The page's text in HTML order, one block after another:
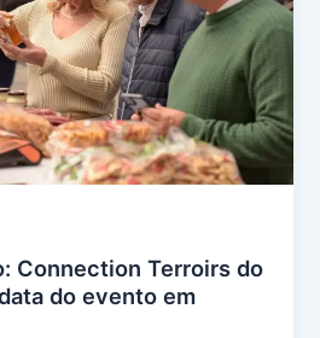
Connection Terroirs do
do evento em